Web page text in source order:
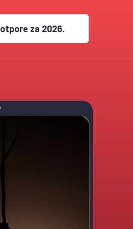
za 2026.